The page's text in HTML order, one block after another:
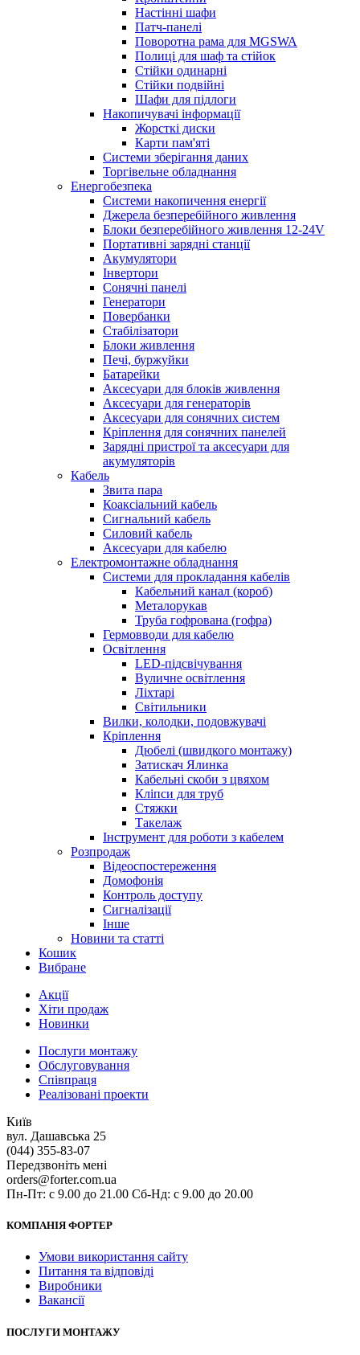
Настінні шафи
Патч-панелі
Поворотна рама для MGSWA
Полиці для шаф та стійок
Стійки одинарні
Стійки подвійні
Шафи для підлоги
Накопичувачі інформації
Жорсткі диски
Карти пам'яті
Системи зберігання даних
Торгівельне обладнання
Енергобезпека
Системи накопичення енергії
Джерела безперебійного живлення
Блоки безперебійного живлення 12-24V
Портативні зарядні станції
Акумулятори
Інвертори
Сонячні панелі
Генератори
Повербанки
Стабілізатори
Блоки живлення
Печі, буржуйки
Батарейки
Аксесуари для блоків живлення
Аксесуари для генераторів
Аксесуари для сонячних систем
Кріплення для сонячних панелей
Зарядні пристрої та аксесуари для
акумуляторів
Кабель
Звита пара
Коаксіальний кабель
Сигнальний кабель
Силовий кабель
Аксесуари для кабелю
Електромонтажне обладнання
Системи для прокладання кабелів
Кабельний канал (короб)
Металорукав
Труба гофрована (гофра)
Гермовводи для кабелю
Освітлення
LED-підсвічування
Вуличне освітлення
Ліхтарі
Світильники
Вилки, колодки, подовжувачі
Кріплення
Дюбелі (швидкого монтажу)
Затискач Ялинка
Кабельні скоби з цвяхом
Кліпси для труб
Стяжки
Такелаж
Інструмент для роботи з кабелем
Розпродаж
Відеоспостереження
Домофонія
Контроль доступу
Сигналізації
Інше
Новини та статті
Кошик
Вибране
Акції
Хіти продаж
Новинки
Послуги монтажу
Обслуговування
Співпраця
Реалізовані проекти
Київ
вул. Дашавська 25
(044) 355-83-07
Передзвоніть мені
orders@forter.com.ua
Пн-Пт: с 9.00 до 21.00 Сб-Нд: с 9.00 до 20.00
КОМПАНІЯ ФОРТЕР
Умови використання сайту
Питання та відповіді
Виробники
Вакансії
ПОСЛУГИ МОНТАЖУ